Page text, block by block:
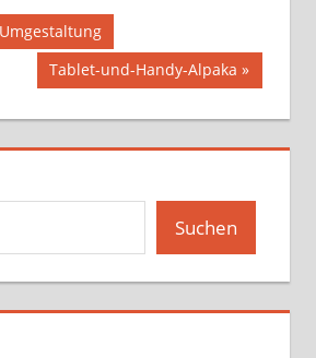
Nächster
Beitrag:
Tablet-und-Handy-Alpaka
Suchen